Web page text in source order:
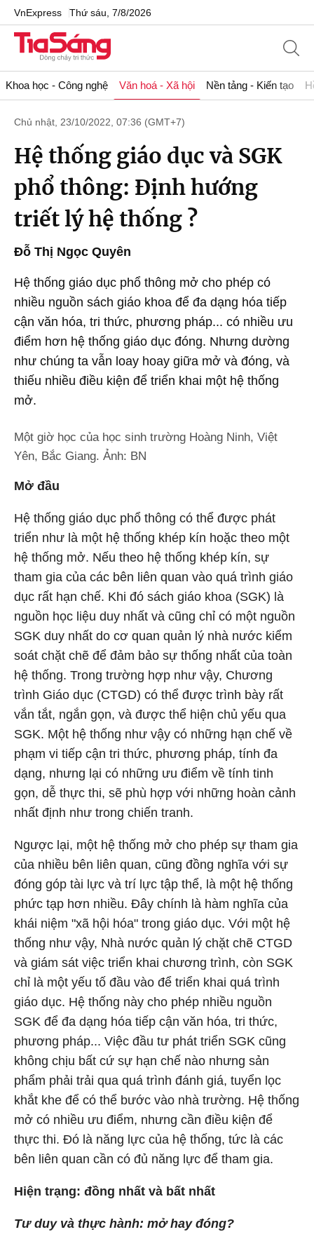
VnExpress Thứ sáu, 7/8/2026
Khoa học - Công nghệ Văn hoá - Xã hội Nền tảng - Kiến tạo
Chủ nhật, 23/10/2022, 07:36 (GMT+7)
Hệ thống giáo dục và SGK
phổ thông: Định hướng
triết lý hệ thống ?
Đỗ Thị Ngọc Quyên
Hệ thống giáo dục phổ thông mở cho phép có
nhiều nguồn sách giáo khoa để đa dạng hóa tiếp
cận văn hóa, tri thức, phương pháp... có nhiều ưu
điểm hơn hệ thống giáo dục đóng. Nhưng dường
như chúng ta vẫn loay hoay giữa mở và đóng, và
thiếu nhiều điều kiện để triển khai một hệ thống
mở.
Một giờ học của học sinh trường Hoàng Ninh, Việt
Yên, Bắc Giang. Ảnh: BN
Mở đầu
Hệ thống giáo dục phổ thông có thể được phát
triển như là một hệ thống khép kín hoặc theo một
hệ thống mở. Nếu theo hệ thống khép kín, sự
tham gia của các bên liên quan vào quá trình giáo
dục rất hạn chế. Khi đó sách giáo khoa (SGK) là
nguồn học liệu duy nhất và cũng chỉ có một nguồn
SGK duy nhất do cơ quan quản lý nhà nước kiểm
soát chặt chẽ để đảm bảo sự thống nhất của toàn
hệ thống. Trong trường hợp như vậy, Chương
trình Giáo dục (CTGD) có thể được trình bày rất
vắn tắt, ngắn gọn, và được thể hiện chủ yếu qua
SGK. Một hệ thống như vậy có những hạn chế về
phạm vi tiếp cận tri thức, phương pháp, tính đa
dạng, nhưng lại có những ưu điểm về tính tinh
gọn, dễ thực thi, sẽ phù hợp với những hoàn cảnh
nhất định như trong chiến tranh.
Ngược lại, một hệ thống mở cho phép sự tham gia
của nhiều bên liên quan, cũng đồng nghĩa với sự
đóng góp tài lực và trí lực tập thể, là một hệ thống
phức tạp hơn nhiều. Đây chính là hàm nghĩa của
khái niệm "xã hội hóa" trong giáo dục. Với một hệ
thống như vậy, Nhà nước quản lý chặt chẽ CTGD
và giám sát việc triển khai chương trình, còn SGK
chỉ là một yếu tố đầu vào để triển khai quá trình
giáo dục. Hệ thống này cho phép nhiều nguồn
SGK để đa dạng hóa tiếp cận văn hóa, tri thức,
phương pháp... Việc đầu tư phát triển SGK cũng
không chịu bất cứ sự hạn chế nào nhưng sản
phẩm phải trải qua quá trình đánh giá, tuyển lọc
khắt khe để có thể bước vào nhà trường. Hệ thống
mở có nhiều ưu điểm, nhưng cần điều kiện để
thực thi. Đó là năng lực của hệ thống, tức là các
bên liên quan cần có đủ năng lực để tham gia.
Hiện trạng: đồng nhất và bất nhất
Tư duy và thực hành: mở hay đóng?